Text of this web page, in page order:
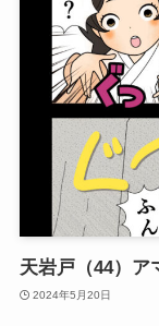
天岩戸（44）
2024年5月20日